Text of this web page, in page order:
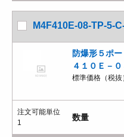
M4F410E-08-TP-5-
防爆形５ポ
４１０Ｅ－
標準価格（税抜
注文可能単位
1
数量